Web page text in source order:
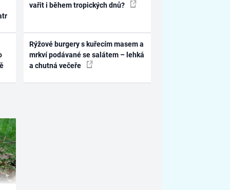
vařit i během tropických dnů?
Rýžové burgery s kuřecím masem a
mrkví podávané se salátem – lehká
a chutná večeře